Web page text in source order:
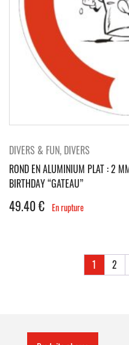
DIVERS & FUN, DIVERS
ROND EN ALUMINIUM PLAT : 2
BIRTHDAY “GATEAU”
49.40€ En rupture
1 2